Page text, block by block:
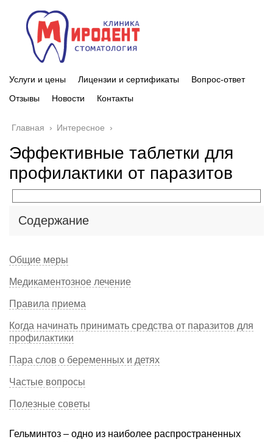
Услуги и цены Лицензии и сертификаты
Вопрос-ответ
Отзывы
Новости Контакты
Главная › Интересное ›
Эффективные таблетки для
профилактики от паразитов
Содержание
Общие меры
Медикаментозное лечение
Правила приема
Когда начинать принимать средства от паразитов для
профилактики
Пара слов о беременных и детях
Частые вопросы
Полезные советы
Гельминтоз – одно из наиболее распространенных